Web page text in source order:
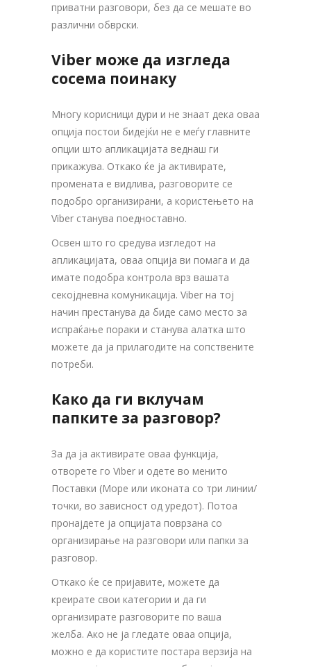
приватни разговори, без да се мешате во
различни обврски.
Viber може да изгледа
сосема поинаку
Многу корисници дури и не знаат дека оваа
опција постои бидејќи не е меѓу главните
опции што апликацијата веднаш ги
прикажува. Откако ќе ја активирате,
промената е видлива, разговорите се
подобро организирани, а користењето на
Viber станува поедноставно.
Освен што го средува изгледот на
апликацијата, оваа опција ви помага и да
имате подобра контрола врз вашата
секојдневна комуникација. Viber на тој
начин престанува да биде само место за
испраќање пораки и станува алатка што
можете да ја прилагодите на сопствените
потреби.
Како да ги вклучам
папките за разговор?
За да ја активирате оваа функција,
отворете го Viber и одете во менито
Поставки (Море или иконата со три линии/
точки, во зависност од уредот). Потоа
пронајдете ја опцијата поврзана со
организирање на разговори или папки за
разговор.
Откако ќе се пријавите, можете да
креирате свои категории и да ги
организирате разговорите по ваша
желба. Ако не ја гледате оваа опција,
можно е да користите постара верзија на